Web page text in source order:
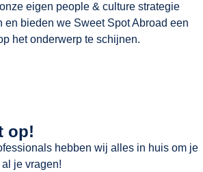
eigen people & culture strategie
en bieden we Sweet Spot Abroad een
het onderwerp te schijnen.
op!
hebben wij alles in huis om je
je vragen!